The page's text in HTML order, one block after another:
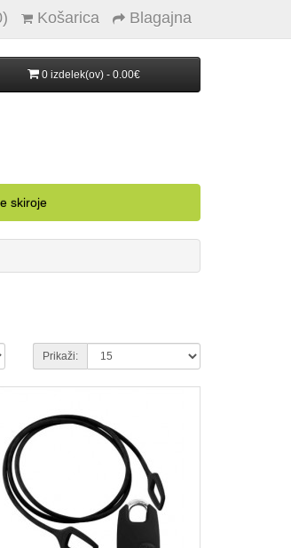
Košarica Blagajna
0 izdelek(ov) - 0.00€
skiroje
Prikaži: